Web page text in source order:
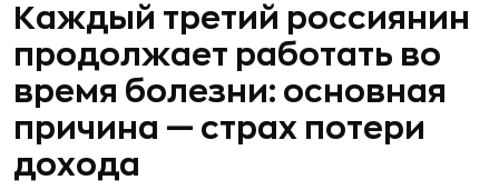
Каждый третий россиянин
продолжает работать во
время болезни: основная
причина — страх потери
дохода